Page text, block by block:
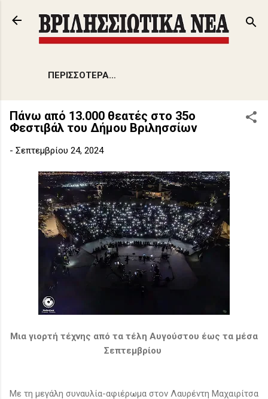
Μετάβαση στο κύριο περιεχόμενο
ΠΕΡΙΣΣΌΤΕΡΑ…
Πάνω από 13.000 θεατές στο 35ο
Φεστιβάλ του Δήμου Βριλησσίων
- Σεπτεμβρίου 24, 2024
Μια γιορτή τέχνης από τα τέλη Αυγούστου έως τα μέσα
Σεπτεμβρίου
Με τη μεγάλη συναυλία-αφιέρωμα στον Λαυρέντη Μαχαιρίτσα